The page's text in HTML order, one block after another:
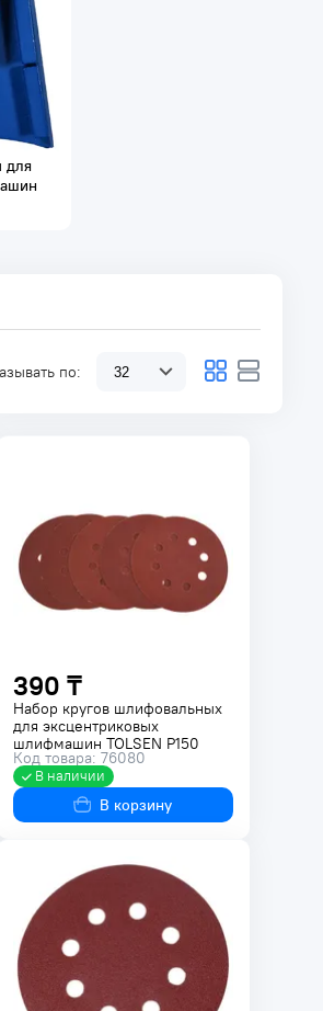
для
по:
390 ₸
Набор кругов шлифовальных
для эксцентриковых
шлифмашин TOLSEN P150
125мм 5шт. 77235
Код товара: 76080
В наличии
В корзину